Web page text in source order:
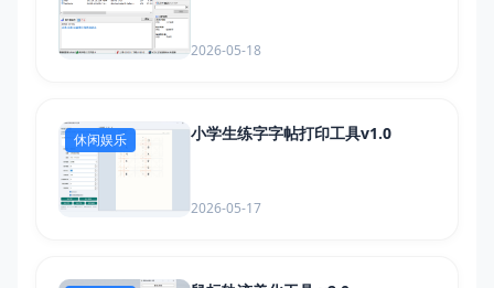
2026-05-18
休闲娱乐 小学生练字字帖打印工具v1.0
2026-05-17